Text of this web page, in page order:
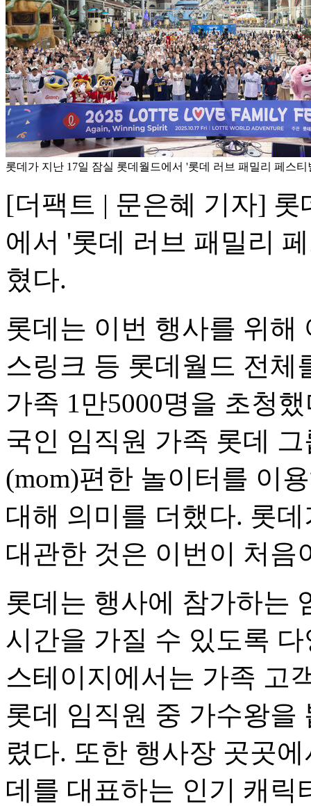
롯데가 지난 17일 잠실 롯데월드에서 '롯데 러브 패밀리 페스
[더팩트 | 문은혜 기자]
에서 '롯데 러브 패밀리
혔다.
롯데는 이번 행사를 위해
스링크 등 롯데월드 전체
가족 1만5000명을 초청
국인 임직원 가족 롯데
(mom)편한 놀이터를 이
대해 의미를 더했다. 롯
대관한 것은 이번이 처음
롯데는 행사에 참가하는
시간을 가질 수 있도록
스테이지에서는 가족 고
롯데 임직원 중 가수왕을
렸다. 또한 행사장 곳곳
데를 대표하는 인기 캐릭